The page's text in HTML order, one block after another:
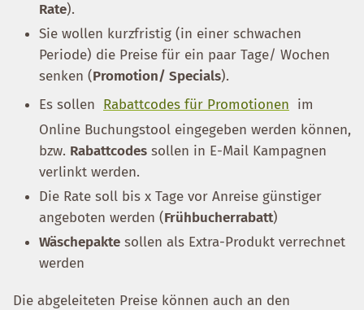
Rate).
Sie wollen kurzfristig (in einer schwachen
Periode) die Preise für ein paar Tage/ Wochen
senken (Promotion/ Specials).
Es sollen Rabattcodes für Promotionen im
Online Buchungstool eingegeben werden können,
bzw. Rabattcodes sollen in E-Mail Kampagnen
verlinkt werden.
Die Rate soll bis x Tage vor Anreise günstiger
angeboten werden (Frühbucherrabatt)
Wäschepakte sollen als Extra-Produkt verrechnet
werden
Die abgeleiteten Preise können auch an den